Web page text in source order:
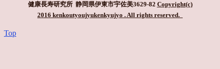
健康長寿研究所 静岡県伊東市宇佐美3629-82 Copyright(c)
2016 kenkoutyoujyukenkyujyo . All rights reserved.
Top